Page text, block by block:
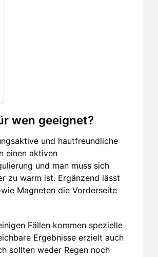
wen geeignet?
und hautfreundliche
einen aktiven
und man muss sich
zu warm ist. Ergänzend lässt
Magneten die Vorderseite
Fällen kommen spezielle
Ergebnisse erzielt auch
sollten weder Regen noch